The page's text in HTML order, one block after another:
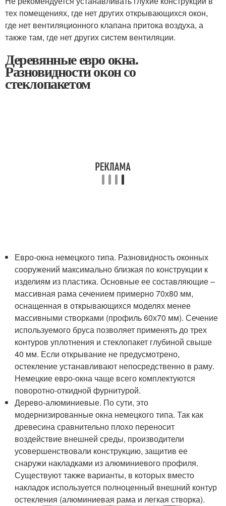
тех помещениях, где нет других открывающихся окон,
где нет вентиляционного клапана притока воздуха, а
также там, где нет других систем вентиляции.
Деревянные евро окна.
Разновидности окон со
стеклопакетом
Евро-окна немецкого типа. Разновидность оконных
сооружений максимально близкая по конструкции к
изделиям из пластика. Основные ее составляющие –
массивная рама сечением примерно 70х80 мм,
оснащенная в открывающихся моделях менее
массивными створками (профиль 60х70 мм). Сечение
используемого бруса позволяет применять до трех
контуров уплотнения и стеклопакет глубиной свыше
40 мм. Если открывание не предусмотрено,
остекление устанавливают непосредственно в раму.
Немецкие евро-окна чаще всего комплектуются
поворотно-откидной фурнитурой.
Дерево-алюминиевые. По сути, это
модернизированные окна немецкого типа. Так как
древесина сравнительно плохо переносит
воздействие внешней среды, производители
усовершенствовали конструкцию, защитив ее
снаружи накладками из алюминиевого профиля.
Существуют также варианты, в которых вместо
накладок используется полноценный внешний контур
остекления (алюминиевая рама и легкая створка).